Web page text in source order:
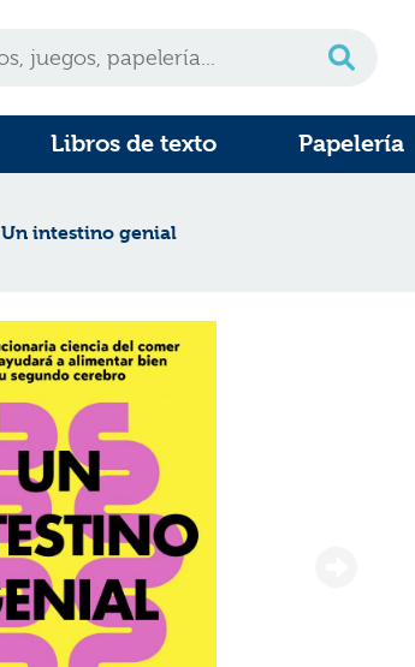
Libros de texto Papelería
Un intestino genial